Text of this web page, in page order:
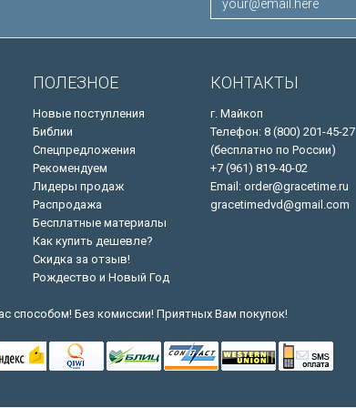
ПОЛЕЗНОЕ
Новые поступления
Библии
Спецпредложения
Рекомендуем
Лидеры продаж
Распродажа
Бесплатные материалы
Как купить дешевле?
Скидка за отзыв!
Рождество и Новый Год
КОНТАКТЫ
г. Майкоп
Телефон: 8 (800) 201-45-27
(бесплатно по России)
+7 (961) 819-40-02
Email: order@gracetime.ru
gracetimedvd@gmail.com
способом! Без комиссии! Приятных Вам покупок!